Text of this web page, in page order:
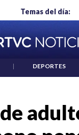
Temas del día:
CORAL
| DEPORTES